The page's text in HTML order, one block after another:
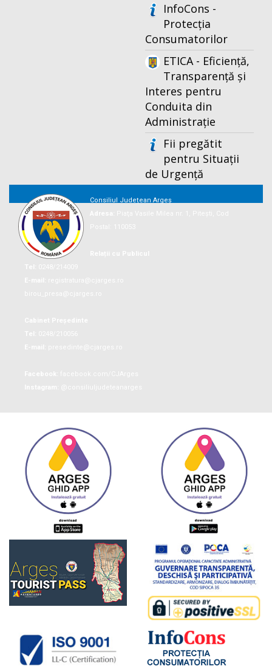
InfoCons -
Protecția
Consumatorilor
ETICA - Eficiență,
Transparență și
Interes pentru
Conduita din
Administrație
Fii pregătit
pentru Situații
de Urgență
Consiliul Județean Argeș